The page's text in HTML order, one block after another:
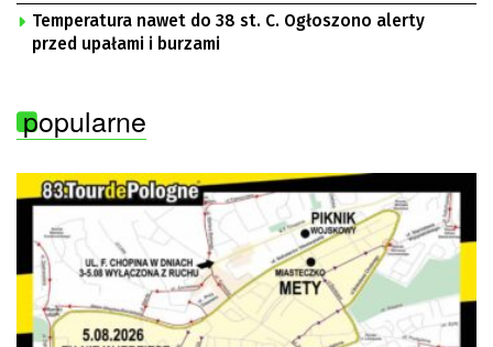
Temperatura nawet do 38 st. C. Ogłoszono alerty
przed upałami i burzami
popularne